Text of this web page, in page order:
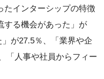
たインターシップの特徴
する機会があった」が
が27.5％、「業界や企
「人事や社員からフィー